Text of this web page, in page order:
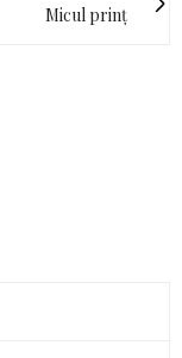
Micul prinț